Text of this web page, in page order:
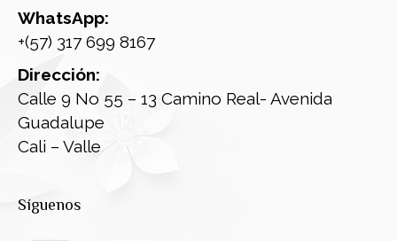
WhatsApp:
+(57) 317 699 8167
Dirección:
Calle 9 No 55 – 13 Camino Real- Avenida
Guadalupe
Cali – Valle
Síguenos